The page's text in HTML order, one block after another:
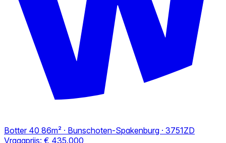
Botter 40 86m² · Bunschoten-Spakenburg · 3751ZD
Vraagprijs: € 435.000